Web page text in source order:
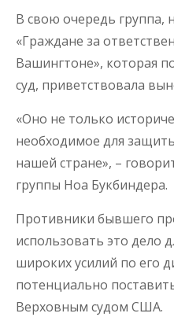
В свою очередь группа,
«Граждане за
Вашингтоне», которая
суд, приветствовала
«Оно не только
необходимое для
нашей стране», –
группы Ноа Букбиндера.
Противники бывшего
использовать это дело
широких усилий по его
потенциально
Верховным судом США.